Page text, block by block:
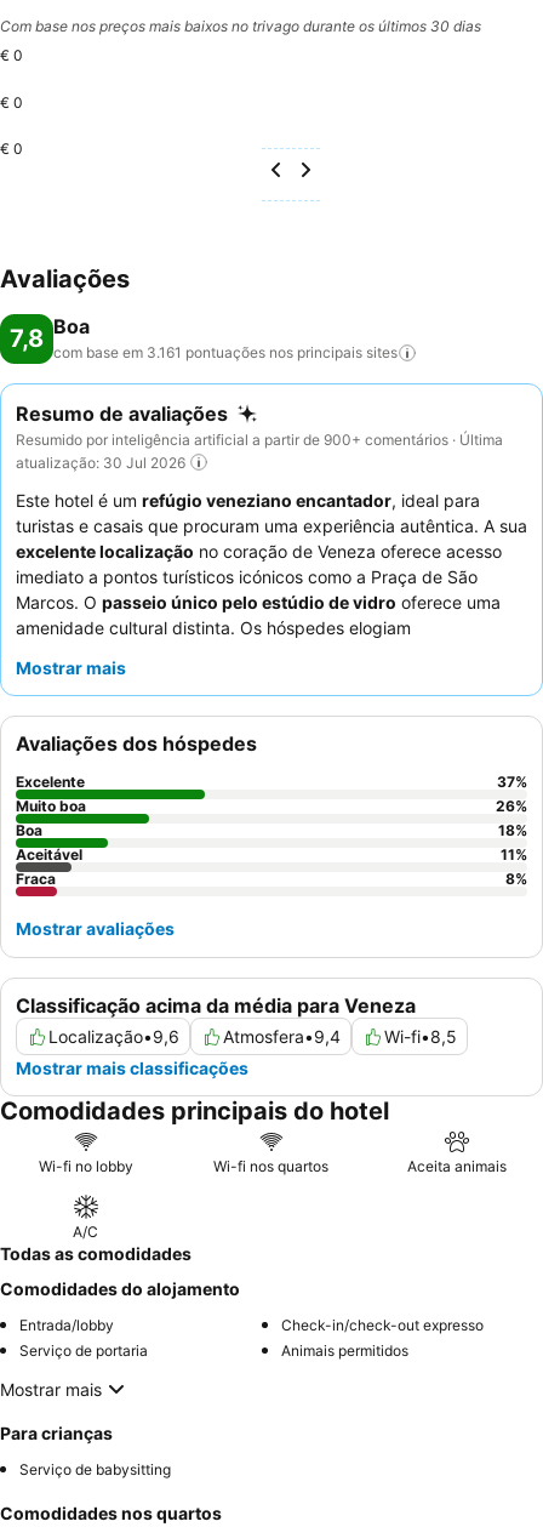
Com base nos preços mais baixos no trivago durante os últimos 30 dias
€ 0
€ 0
€ 0
Avaliações
7,8 Boa
com base em 3.161 pontuações nos principais sites
Resumo de avaliações
Resumido por inteligência artificial a partir de 900+ comentários · Última
atualização: 30 Jul 2026
Este hotel é um refúgio veneziano encantador, ideal para
turistas e casais que procuram uma experiência autêntica. A sua
excelente localização no coração de Veneza oferece acesso
imediato a pontos turísticos icónicos como a Praça de São
Marcos. O passeio único pelo estúdio de vidro oferece uma
amenidade cultural distinta. Os hóspedes elogiam
pequeno-almoço variado e farto
considere reservar um quarto com
para mergulhar totalmente no ambiente veneziano vintage.
Mostrar mais
Classificação acima da média para Veneza
Localização•9,6 Atmosfera•9,4 Wi-fi•8,5
Mostrar mais classificações
Avaliações dos hóspedes
Excelente 37%
Muito boa
26%
Boa
18%
Aceitável
11%
Fraca
8%
Mostrar avaliações
Comodidades principais do hotel
Wi-fi no lobby Wi-fi nos quartos Aceita animais
A/C
Todas as comodidades
Comodidades do alojamento
Entrada/lobby
Check-in/check-out expresso
Serviço de portaria
Animais permitidos
Mostrar mais
Para crianças
Serviço de babysitting
Comodidades nos quartos